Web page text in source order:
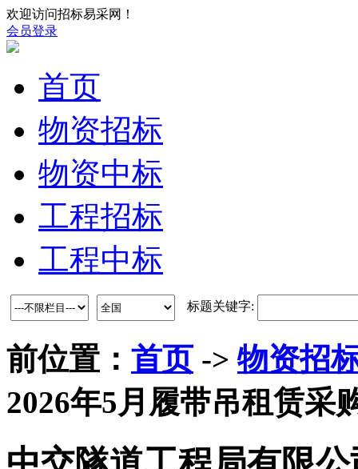
欢迎访问招标易采网！
会员登录
首页
物资招标
物资中标
工程招标
工程中标
标题关键字:
前位置： 首页 -> 物资招
2026年5月履带吊租赁采